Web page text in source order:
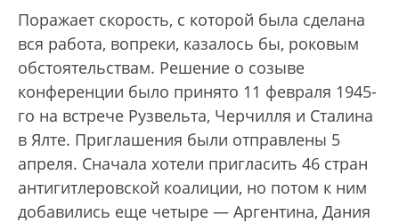
Поражает скорость, с которой была сделана
вся работа, вопреки, казалось бы, роковым
обстоятельствам. Решение о созыве
конференции было принято 11 февраля 1945-
го на встрече Рузвельта, Черчилля и Сталина
в Ялте. Приглашения были отправлены 5
апреля. Сначала хотели пригласить 46 стран
антигитлеровской коалиции, но потом к ним
добавились еще четыре — Аргентина, Дания